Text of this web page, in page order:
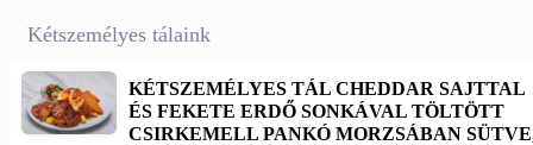
Kétszemélyes tálaink
KÉTSZEMÉLYES TÁL CHEDDAR SAJTTAL
ÉS FEKETE ERDŐ SONKÁVAL TÖLTÖTT
CSIRKEMELL PANKÓ MORZSÁBAN